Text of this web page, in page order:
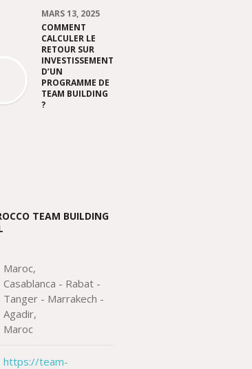
MARS 13, 2025
COMMENT
CALCULER LE
RETOUR SUR
INVESTISSEMENT
D’UN
PROGRAMME DE
TEAM BUILDING
?
TEAM BUILDING
Maroc
Casablanca - Rabat -
Tanger - Marrakech -
Agadir
Maroc
https://team-